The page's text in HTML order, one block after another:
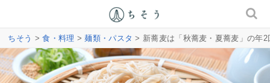
ちそう >食・料理 >麺類・パスタ > 新蕎麦は「秋蕎麦・夏蕎麦」の年